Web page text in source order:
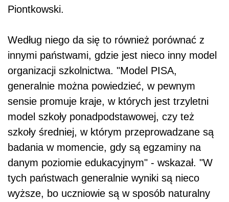
Piontkowski.
Według niego da się to również porównać z
innymi państwami, gdzie jest nieco inny model
organizacji szkolnictwa. "Model PISA,
generalnie można powiedzieć, w pewnym
sensie promuje kraje, w których jest trzyletni
model szkoły ponadpodstawowej, czy też
szkoły średniej, w którym przeprowadzane są
badania w momencie, gdy są egzaminy na
danym poziomie edukacyjnym" - wskazał. "W
tych państwach generalnie wyniki są nieco
wyższe, bo uczniowie są w sposób naturalny